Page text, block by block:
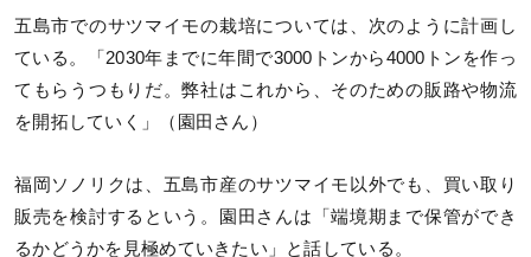
五島市でのサツマイモの栽培については、次のように計画し
ている。「2030年までに年間で3000トンから4000トンを作っ
てもらうつもりだ。弊社はこれから、そのための販路や物流
を開拓していく」（園田さん）
福岡ソノリクは、五島市産のサツマイモ以外でも、買い取り
販売を検討するという。園田さんは「端境期まで保管ができ
るかどうかを見極めていきたい」と話している。